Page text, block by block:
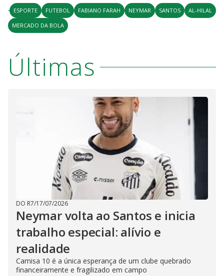
ESPORTE FUTEBOL FABIANO FARAH NEYMAR SANTOS
AL-HILAL
MERCADO DA BOLA
Últimas
DO R7/17/07/2026
Neymar volta ao Santos e inicia
trabalho especial: alívio e
realidade
Camisa 10 é a única esperança de um clube quebrado
financeiramente e fragilizado em campo